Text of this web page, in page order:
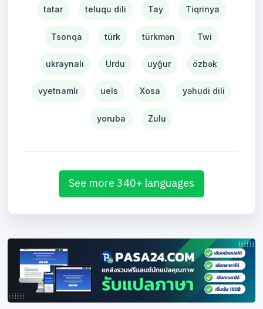
tatar teluqu dili Tay Tiqrinya
Tsonqa türk türkmən Twi
ukraynalı Urdu uyğur özbək
vyetnamlı uels Xosa yəhudi dili
yoruba Zulu
See more 340+ languages